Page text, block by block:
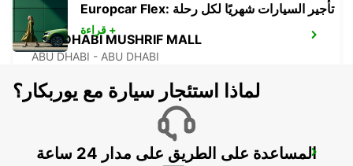
ABU DHABI MUSHRIF MALL
ABU DHABI - ABU DHABI
ABU DHABI SAADIYAT ISLAND FREE DEL
Europcar Flex: تأجير السيارات شهريًا لكل رحلة
قراءة +
لماذا استئجار سيارة مع يوربكار؟
المساعدة على الطريق على مدار 24 ساعة